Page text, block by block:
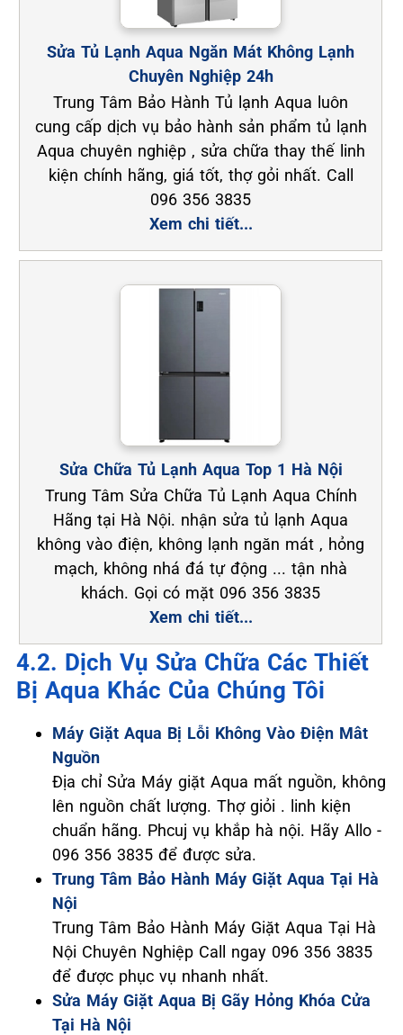
Sửa Tủ Lạnh Aqua Ngăn Mát Không Lạnh
Chuyên Nghiệp 24h
Trung Tâm Bảo Hành Tủ lạnh Aqua luôn
cung cấp dịch vụ bảo hành sản phẩm tủ lạnh
Aqua chuyên nghiệp , sửa chữa thay thế linh
kiện chính hãng, giá tốt, thợ gỏi nhất. Call
096 356 3835
Xem chi tiết...
Sửa Chữa Tủ Lạnh Aqua Top 1 Hà Nội
Trung Tâm Sửa Chữa Tủ Lạnh Aqua Chính
Hãng tại Hà Nội. nhận sửa tủ lạnh Aqua
không vào điện, không lạnh ngăn mát , hỏng
mạch, không nhá đá tự động ... tận nhà
khách. Gọi có mặt 096 356 3835
Xem chi tiết...
4.2. Dịch Vụ Sửa Chữa Các Thiết
Bị Aqua Khác Của Chúng Tôi
Máy Giặt Aqua Bị Lỗi Không Vào Điện Mât
Nguồn
Địa chỉ Sửa Máy giặt Aqua mất nguồn, không
lên nguồn chất lượng. Thợ giỏi . linh kiện
chuẩn hãng. Phcuj vụ khắp hà nội. Hãy Allo -
096 356 3835 để được sửa.
Trung Tâm Bảo Hành Máy Giặt Aqua Tại Hà
Nội
Trung Tâm Bảo Hành Máy Giặt Aqua Tại Hà
Nội Chuyên Nghiệp Call ngay 096 356 3835
để được phục vụ nhanh nhất.
Sửa Máy Giặt Aqua Bị Gãy Hỏng Khóa Cửa
Tại Hà Nội